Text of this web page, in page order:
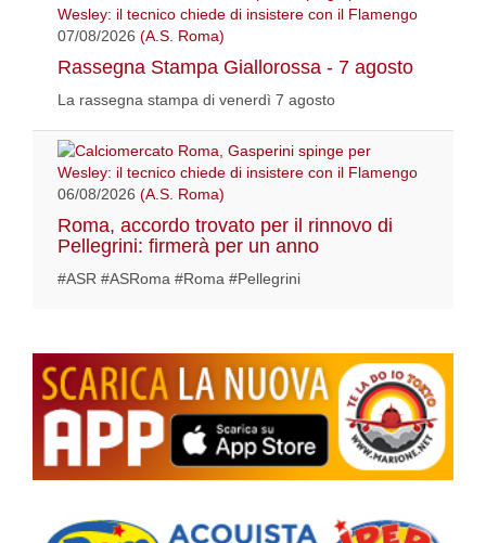
07/08/2026 (A.S. Roma)
Rassegna Stampa Giallorossa - 7 agosto
La rassegna stampa di venerdì 7 agosto
06/08/2026 (A.S. Roma)
Roma, accordo trovato per il rinnovo di
Pellegrini: firmerà per un anno
#ASR #ASRoma #Roma #Pellegrini